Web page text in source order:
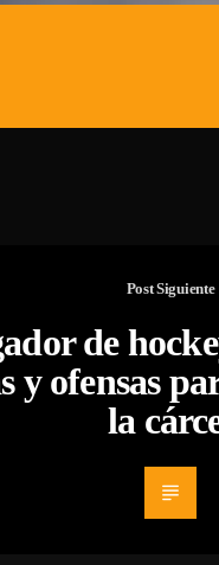
Post Siguiente
de
y ofensas
la